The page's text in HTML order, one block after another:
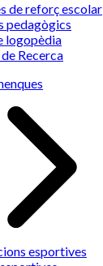
de reforç escolar
pedagògics
logopèdia
Recerca
esportives